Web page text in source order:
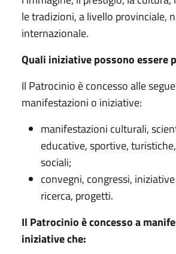
le tradizioni, a livello provinciale,
internazionale.
Quali iniziative possono essere
Il Patrocinio è concesso alle
manifestazioni o iniziative:
manifestazioni culturali,
educative, sportive,
sociali;
convegni, congressi,
ricerca, progetti.
Il Patrocinio è concesso a
iniziative che: